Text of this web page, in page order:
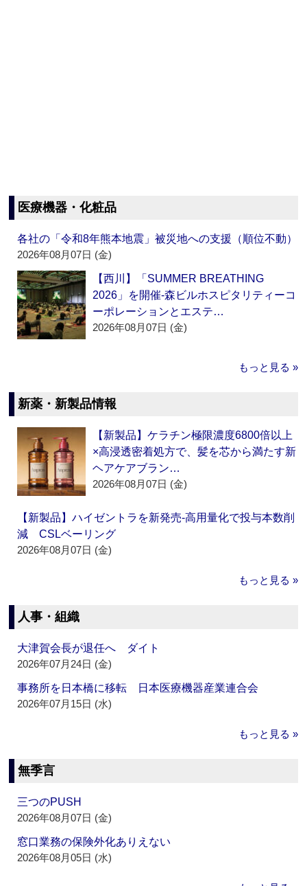
医療機器・化粧品
各社の「令和8年熊本地震」被災地への支援（順位不動）
2026年08月07日 (金)
【西川】「SUMMER BREATHING
2026」を開催‐森ビルホスピタリティーコ
ーポレーションとエステ…
2026年08月07日 (金)
もっと見る »
新薬・新製品情報
【新製品】ケラチン極限濃度6800倍以上
×高浸透密着処方で、髪を芯から満たす新
ヘアケアブラン…
2026年08月07日 (金)
【新製品】ハイゼントラを新発売‐高用量化で投与本数削
減 CSLベーリング
2026年08月07日 (金)
もっと見る »
人事・組織
大津賀会長が退任へ ダイト
2026年07月24日 (金)
事務所を日本橋に移転 日本医療機器産業連合会
2026年07月15日 (水)
もっと見る »
無季言
三つのPUSH
2026年08月07日 (金)
窓口業務の保険外化ありえない
2026年08月05日 (水)